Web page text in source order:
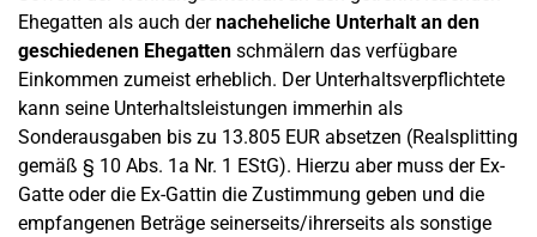
Ehegatten als auch dernacheheliche Unterhalt an den
geschiedenen Ehegatten schmälern das verfügbare
Einkommen zumeist erheblich. Der Unterhaltsverpflichtete
kann seine Unterhaltsleistungen immerhin als
Sonderausgaben bis zu 13.805 EUR absetzen (Realsplitting
gemäß § 10 Abs. 1a Nr. 1 EStG). Hierzu aber muss der Ex-
Gatte oder die Ex-Gattin die Zustimmung geben und die
empfangenen Beträge seinerseits/ihrerseits als sonstige